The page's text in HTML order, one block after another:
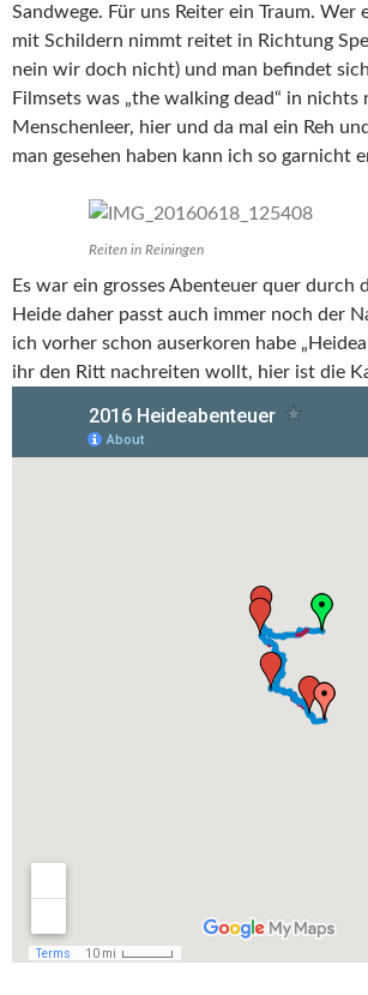
Sandwege. Für uns Reiter ein Traum. Wer
mit Schildern nimmt reitet in Richtung
nein wir doch nicht) und man befindet
Filmsets was „the walking dead“ in nichts
Menschenleer, hier und da mal ein Reh
man gesehen haben kann ich so garnicht
Reiten in Reiningen
Es war ein grosses Abenteuer quer durch
Heide daher passt auch immer noch der
ich vorher schon auserkoren habe
ihr den Ritt nachreiten wollt, hier ist die